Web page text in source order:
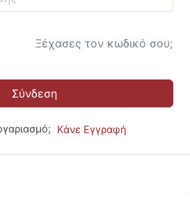
Ξέχασες τον κωδικό σου;
Σύνδεση
Κάνε Εγγραφή